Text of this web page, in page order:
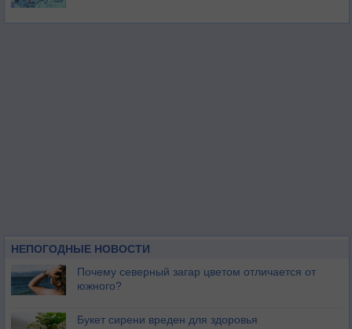
НЕПОГОДНЫЕ НОВОСТИ
Почему северный загар цветом отличается от
южного?
Букет сирени вреден для здоровья